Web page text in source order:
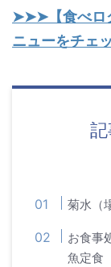
➤➤➤【食べロ
ニューをチェ
菊水（
お食事
魚定食